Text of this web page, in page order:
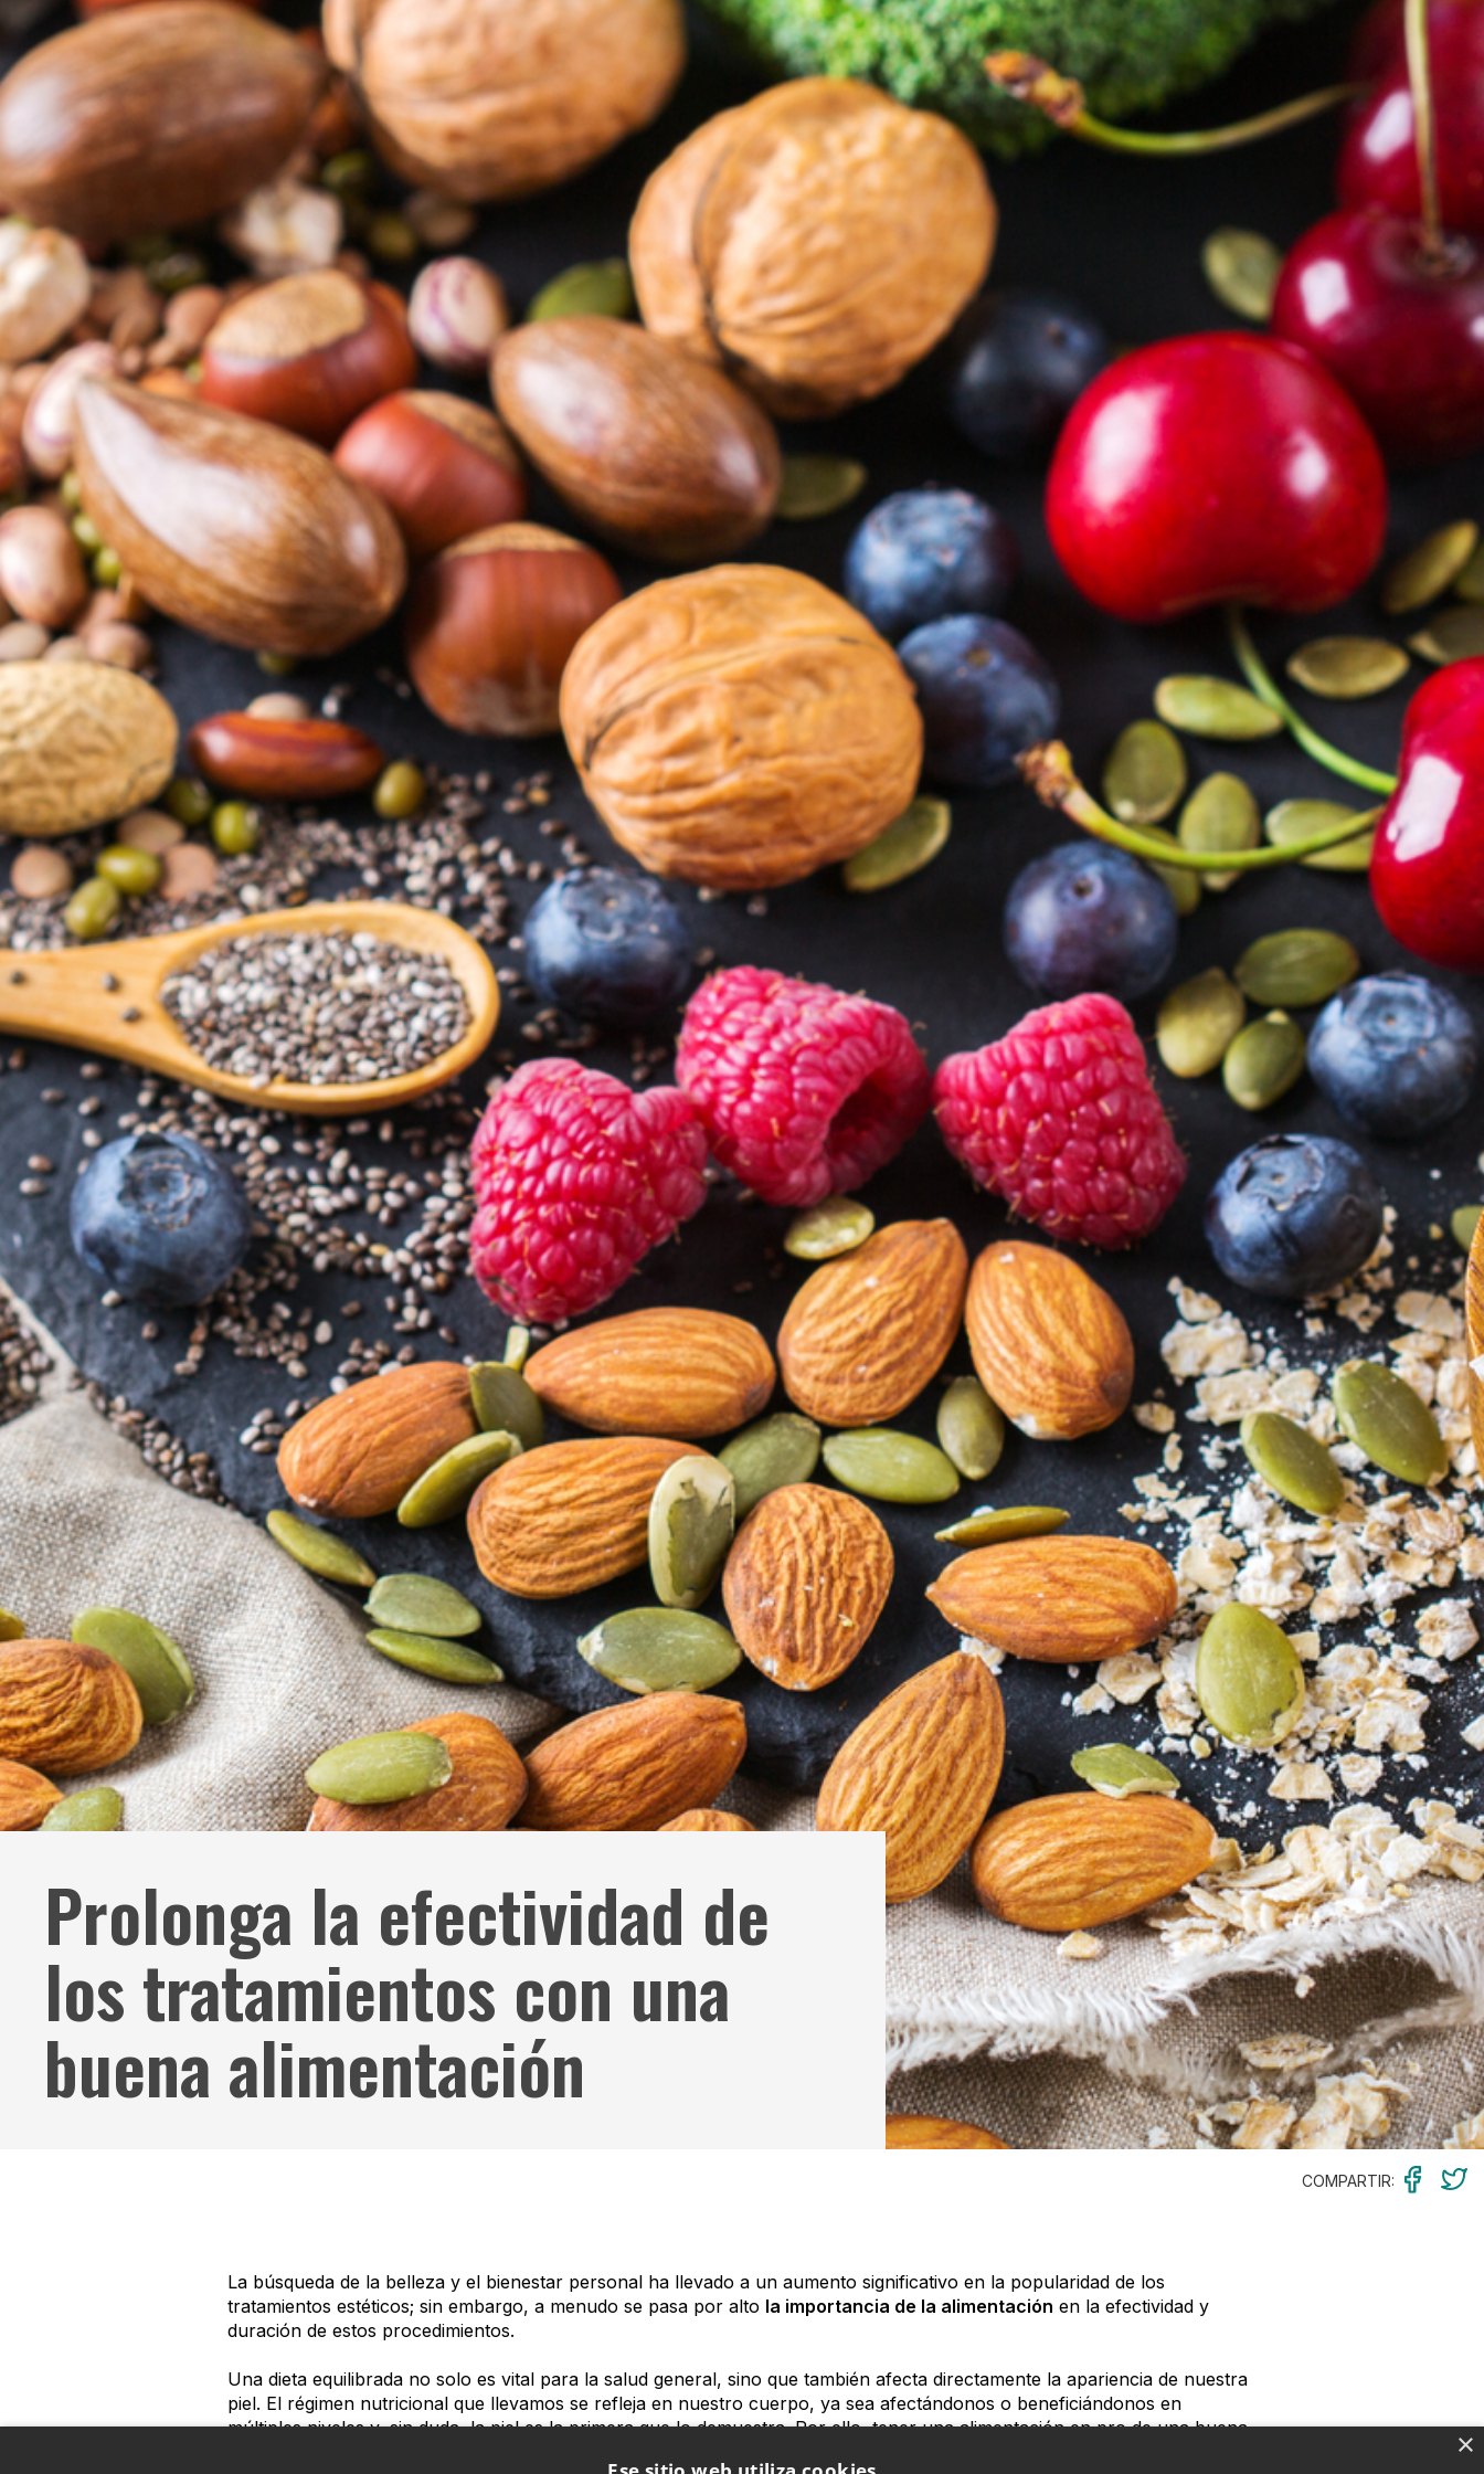
Prolonga la efectividad de
los tratamientos con una
buena alimentación
COMPARTIR:
La búsqueda de la belleza y el bienestar personal ha llevado a un aumento significativo en la popularidad de los
tratamientos estéticos; sin embargo, a menudo se pasa por alto la importancia de la alimentación en la efectividad y
duración de estos procedimientos.
Una dieta equilibrada no solo es vital para la salud general, sino que también afecta directamente la apariencia de nuestra
piel. El régimen nutricional que llevamos se refleja en nuestro cuerpo, ya sea afectándonos o beneficiándonos en
múltiples niveles y, sin duda, la piel es la primera que lo demuestra. Por ello, tener una alimentación en pro de una buena
×